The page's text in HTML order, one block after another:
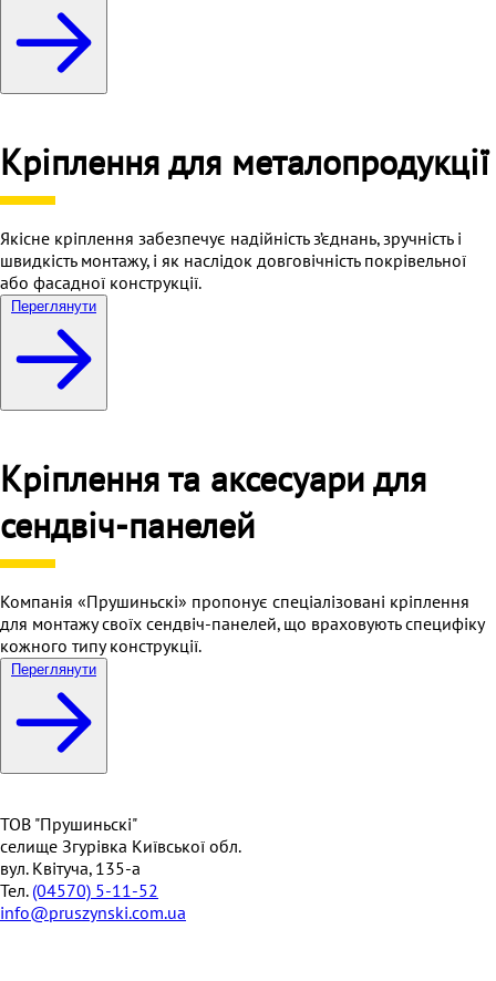
Кріплення для металопродукції
Якісне кріплення забезпечує надійність з’єднань, зручність і
швидкість монтажу, і як наслідок довговічність покрівельної
або фасадної конструкції.
Переглянути
Кріплення та аксесуари для
сендвіч-панелей
Компанія «Прушиньскі» пропонує спеціалізовані кріплення
для монтажу своїх сендвіч-панелей, що враховують специфіку
кожного типу конструкції.
Переглянути
ТОВ "Прушиньскі"
селище Згурівка Київської обл.
вул. Квітуча, 135-а
Тел. (04570) 5-11-52
info@pruszynski.com.ua